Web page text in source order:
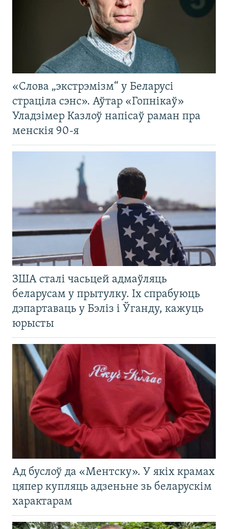
«Слова „экстрэмізм“ у Беларусі
страціла сэнс». Аўтар «Гопнікаў»
Уладзімер Казлоў напісаў раман пра
менскія 90-я
ЗША сталі часьцей адмаўляць
беларусам у прытулку. Іх спрабуюць
дэпартаваць у Бэліз і Ўганду, кажуць
юрысты
Ад буслоў да «Ментску». У якіх крамах
цяпер купляць адзеньне зь беларускім
характарам